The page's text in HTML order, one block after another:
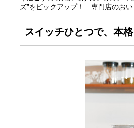
ズ”をピックアップ！ 専門店のおい
スイッチひとつで、本